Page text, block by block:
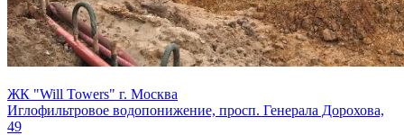
ЖК "Will Towers" г. Москва
Иглофильтровое водопонижение, просп. Генерала Дорохова,
49